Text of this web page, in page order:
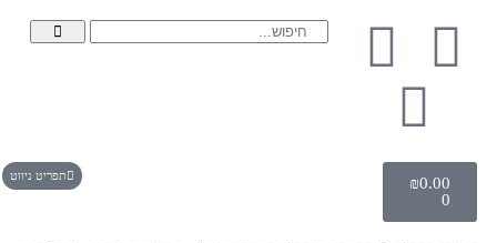
₪0.00
תפריט ניווט